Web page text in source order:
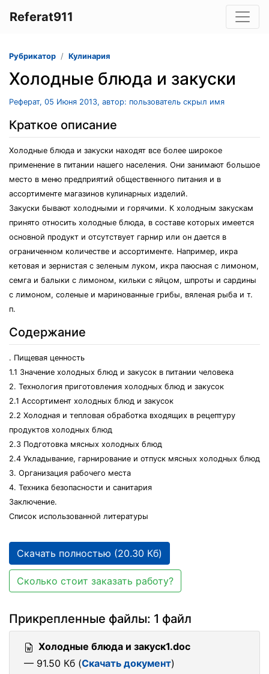
Referat911
Рубрикатор Кулинария
Холодные блюда и закуски
Реферат, 05 Июня 2013, автор: пользователь скрыл имя
Краткое описание
Холодные блюда и закуски находят все более широкое
применение в питании нашего населения. Они занимают большое
место в меню предприятий общественного питания и в
ассортименте магазинов кулинарных изделий.
Закуски бывают холодными и горячими. К холодным закускам
принято относить холодные блюда, в составе которых имеется
основной продукт и отсутствует гарнир или он дается в
ограниченном количестве и ассортименте. Например, икра
кетовая и зернистая с зеленым луком, икра паюсная с лимоном,
семга и балыки с лимоном, кильки с яйцом, шпроты и сардины
с лимоном, соленые и маринованные грибы, вяленая рыба и т.
п.
Содержание
. Пищевая ценность
1.1 Значение холодных блюд и закусок в питании человека
2. Технология приготовления холодных блюд и закусок
2.1 Ассортимент холодных блюд и закусок
2.2 Холодная и тепловая обработка входящих в рецептуру
продуктов холодных блюд
2.3 Подготовка мясных холодных блюд
2.4 Укладывание, гарнирование и отпуск мясных холодных блюд
3. Организация рабочего места
4. Техника безопасности и санитария
Заключение.
Список использованной литературы
Скачать полностью (20.30 Кб)
Сколько стоит заказать работу?
Прикрепленные файлы: 1 файл
Холодные блюда и закуск1.doc
— 91.50 Кб (Скачать документ)